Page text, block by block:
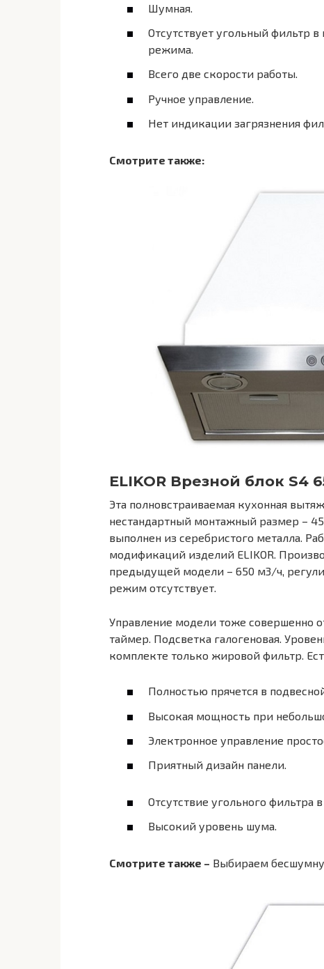
Шумная.
Отсутствует угольный фильтр
режима.
Всего две скорости работы.
Ручное управление.
Нет индикации загрязнения
Смотрите также:
ELIKOR Врезной блок S4
Эта полновстраиваемая кухонная
нестандартный монтажный размер –
выполнен из серебристого металла.
модификаций изделий ELIKOR.
предыдущей модели – 650 м3/ч,
режим отсутствует.
Управление модели тоже совершенно
таймер. Подсветка галогеновая.
комплекте только жировой фильтр.
Полностью прячется в
Высокая мощность при
Электронное управление
Приятный дизайн панели.
Отсутствие угольного фильтра
Высокий уровень шума.
Смотрите также – Выбираем